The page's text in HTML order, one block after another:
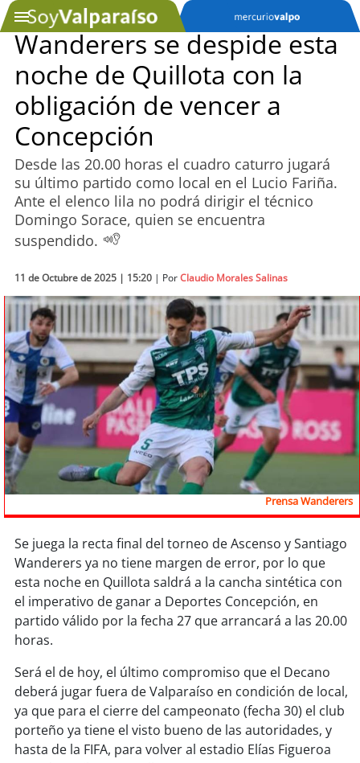
SOYTV
Podcast
Actualidad
Entretención
Economía
Tecnología
Sostenibilidad
soychile
soyarica
iquique
soyantofagasta
soycopiapó
soy
soy quillota
soysanantonio
Wanderers se despide esta
noche de Quillota con la
obligación de vencer a
Concepción
Desde las 20.00 horas el cuadro caturro jugará
su último partido como local en el Lucio Fariña.
Ante el elenco lila no podrá dirigir el técnico
Domingo Sorace, quien se encuentra
suspendido.
11 de Octubre de 2025 | 15:20 | PorClaudio Morales Salinas
Prensa Wanderers
Se juega la recta final del torneo de Ascenso y Santiago
Wanderers ya no tiene margen de error, por lo que
esta noche en Quillota saldrá a la cancha sintética con
el imperativo de ganar a Deportes Concepción, en
partido válido por la fecha 27 que arrancará a las 20.00
horas.
Será el de hoy, el último compromiso que el Decano
deberá jugar fuera de Valparaíso en condición de local,
ya que para el cierre del campeonato (fecha 30) el club
porteño ya tiene el visto bueno de las autoridades, y
hasta de la FIFA, para volver al estadio Elías Figueroa